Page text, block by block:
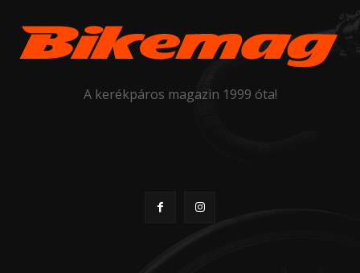
A kerékpáros magazin 1999 óta!